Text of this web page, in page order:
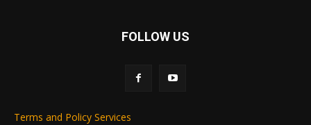
FOLLOW US
Terms and Policy Services